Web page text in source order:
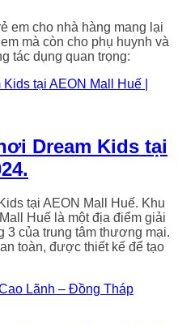
em cho nhà hàng mang lại
mà còn cho phụ huynh và
tác dụng quan trọng:
Dream Kids tại
tại AEON Mall Huế. Khu
Huế là một địa điểm giải
3 của trung tâm thương mại.
toàn, được thiết kế để tạo